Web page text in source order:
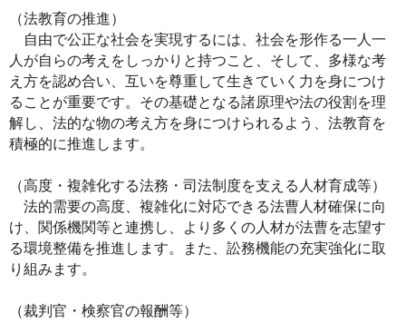
（法教育の推進）
自由で公正な社会を実現するには、社会を形作る一人一
人が自らの考えをしっかりと持つこと、そして、多様な考
え方を認め合い、互いを尊重して生きていく力を身につけ
ることが重要です。その基礎となる諸原理や法の役割を理
解し、法的な物の考え方を身につけられるよう、法教育を
積極的に推進します。
（高度・複雑化する法務・司法制度を支える人材育成等）
法的需要の高度、複雑化に対応できる法曹人材確保に向
け、関係機関等と連携し、より多くの人材が法曹を志望す
る環境整備を推進します。また、訟務機能の充実強化に取
り組みます。
（裁判官・検察官の報酬等）